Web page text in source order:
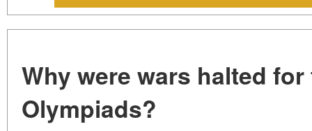
Why were wars halted
Olympiads?